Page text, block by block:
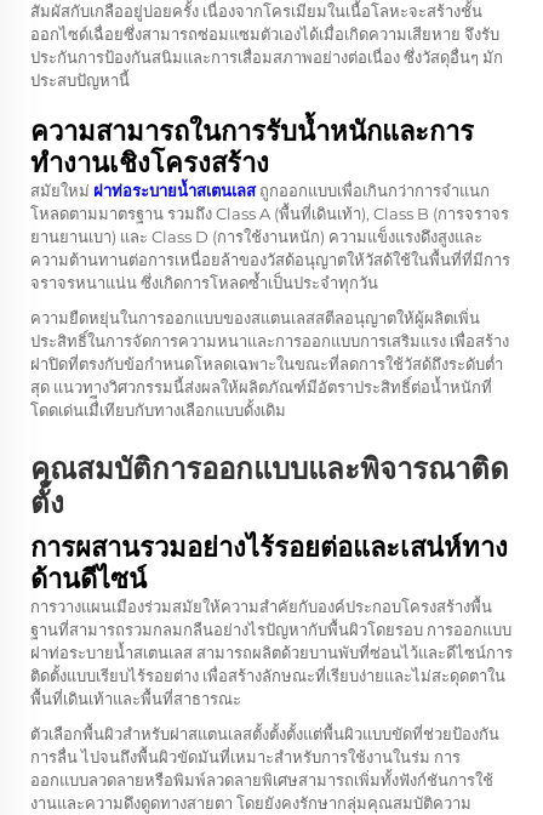
สัมผัสกับเกลืออยู่บ่อยครั้ง เนื่องจากโครเมียมในเนื้อโลหะจะสร้างชั้น
ออกไซด์เฉื่อยซึ่งสามารถซ่อมแซมตัวเองได้เมื่อเกิดความเสียหาย จึงรับ
ประกันการป้องกันสนิมและการเสื่อมสภาพอย่างต่อเนื่อง ซึ่งวัสดุอื่นๆ มัก
ประสบปัญหานี้
ความสามารถในการรับน้ำหนักและการ
ทำงานเชิงโครงสร้าง
สมัยใหม่ ฝาท่อระบายน้ำสเตนเลสถูกออกแบบเพื่อเกินกว่าการจำแนก
โหลดตามมาตรฐาน รวมถึง Class A (พื้นที่เดินเท้า), Class B (การจราจร
ยานยานเบา) และ Class D (การใช้งานหนัก) ความแข็งแรงดึงสูงและ
ความต้านทานต่อการเหนื่อยล้าของวัสด้อนุญาตให้วัสด้ใช้ในพื้นที่ที่มีการ
จราจรหนาแน่น ซึ่งเกิดการโหลดซ้ำเป็นประจำทุกวัน
ความยืดหยุ่นในการออกแบบของสแตนเลสสตีลอนุญาตให้ผู้ผลิตเพิ่น
ประสิทธิ์ในการจัดการความหนาและการออกแบบการเสริมแรง เพื่อสร้าง
ฝาปิดที่ตรงกับข้อกำหนดโหลดเฉพาะในขณะที่ลดการใช้วัสด้ถึงระดับต่ำ
สุด แนวทางวิศวกรรมนี้ส่งผลให้ผลิตภัณฑ์มีอัตราประสิทธิ์ต่อน้ำหนักที่
โดดเด่นเมื่ีเทียบกับทางเลือกแบบดั้งเดิม
คุณสมบัติการออกแบบและพิจารณาติด
ตั้ง
การผสานรวมอย่างไร้รอยต่อและเสน่ห์ทาง
ด้านดีไซน์
การวางแผนเมืองร่วมสมัยให้ความสำคัยกับองค์ประกอบโครงสร้างพื้น
ฐานที่สามารถรวมกลมกลืนอย่างไรปัญหากับพื้นผิวโดยรอบ การออกแบบ
ฝาท่อระบายน้ำสเตนเลส สามารถผลิตด้วยบานพับที่ซ่อนไว้และดีไซน์การ
ติดตั้งแบบเรียบไร้รอยต่าง เพื่อสร้างลักษณะที่เรียบง่ายและไม่สะดุดตาใน
พื้นที่เดินเท้าและพื้นที่สาธารณะ
ตัวเลือกพื้นผิวสำหรับฝาสแตนเลสตั้งตั้งตั้งแต่พื้นผิวแบบขัดที่ช่วยป้องกัน
การลื่น ไปจนถึงพื้นผิวขัดมันที่เหมาะสำหรับการใช้งานในร่ม การ
ออกแบบลวดลายหรือพิมพ์ลวดลายพิเศษสามารถเพิ่มทั้งฟังก์ชันการใช้
งานและความดึงดูดทางสายตา โดยยังคงรักษากลุ่มคุณสมบัติความ